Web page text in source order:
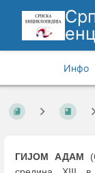
Инфо
ГИЈОМ АДАМ